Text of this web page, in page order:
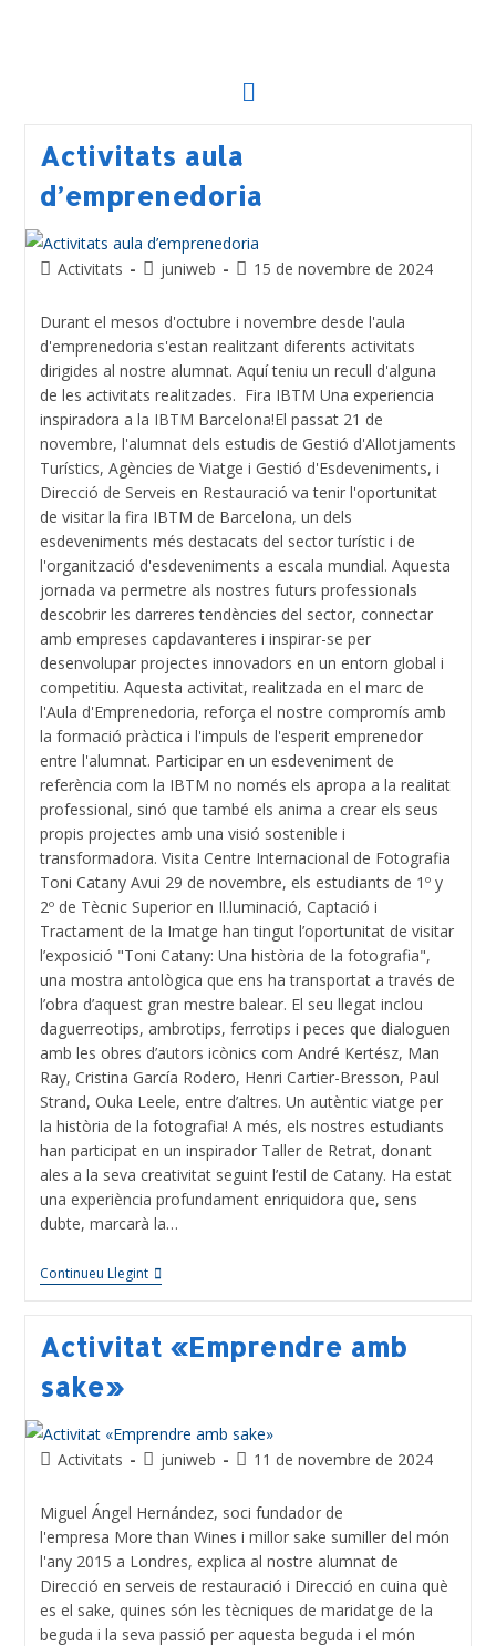
Activitats aula
d’emprenedoria
Activitats juniweb 15 de novembre de 2024
Durant el mesos d'octubre i novembre desde l'aula
d'emprenedoria s'estan realitzant diferents activitats
dirigides al nostre alumnat. Aquí teniu un recull d'alguna
de les activitats realitzades. Fira IBTM Una experiencia
inspiradora a la IBTM Barcelona!El passat 21 de
novembre, l'alumnat dels estudis de Gestió d'Allotjaments
Turístics, Agències de Viatge i Gestió d'Esdeveniments, i
Direcció de Serveis en Restauració va tenir l'oportunitat
de visitar la fira IBTM de Barcelona, un dels
esdeveniments més destacats del sector turístic i de
l'organització d'esdeveniments a escala mundial. Aquesta
jornada va permetre als nostres futurs professionals
descobrir les darreres tendències del sector, connectar
amb empreses capdavanteres i inspirar-se per
desenvolupar projectes innovadors en un entorn global i
competitiu. Aquesta activitat, realitzada en el marc de
l'Aula d'Emprenedoria, reforça el nostre compromís amb
la formació pràctica i l'impuls de l'esperit emprenedor
entre l'alumnat. Participar en un esdeveniment de
referència com la IBTM no només els apropa a la realitat
professional, sinó que també els anima a crear els seus
propis projectes amb una visió sostenible i
transformadora. Visita Centre Internacional de Fotografia
Toni Catany Avui 29 de novembre, els estudiants de 1º y
2º de Tècnic Superior en Il.luminació, Captació i
Tractament de la Imatge han tingut l’oportunitat de visitar
l’exposició "Toni Catany: Una història de la fotografia",
una mostra antològica que ens ha transportat a través de
l’obra d’aquest gran mestre balear. El seu llegat inclou
daguerreotips, ambrotips, ferrotips i peces que dialoguen
amb les obres d’autors icònics com André Kertész, Man
Ray, Cristina García Rodero, Henri Cartier-Bresson, Paul
Strand, Ouka Leele, entre d’altres. Un autèntic viatge per
la història de la fotografia! A més, els nostres estudiants
han participat en un inspirador Taller de Retrat, donant
ales a la seva creativitat seguint l’estil de Catany. Ha estat
una experiència profundament enriquidora que, sens
dubte, marcarà la…
Continueu Llegint
Activitat «Emprendre amb
sake»
Activitats juniweb 11 de novembre de 2024
Miguel Ángel Hernández, soci fundador de
l'empresa More than Wines i millor sake sumiller del món
l'any 2015 a Londres, explica al nostre alumnat de
Direcció en serveis de restauració i Direcció en cuina què
es el sake, quines són les tècniques de maridatge de la
beguda i la seva passió per aquesta beguda i el món